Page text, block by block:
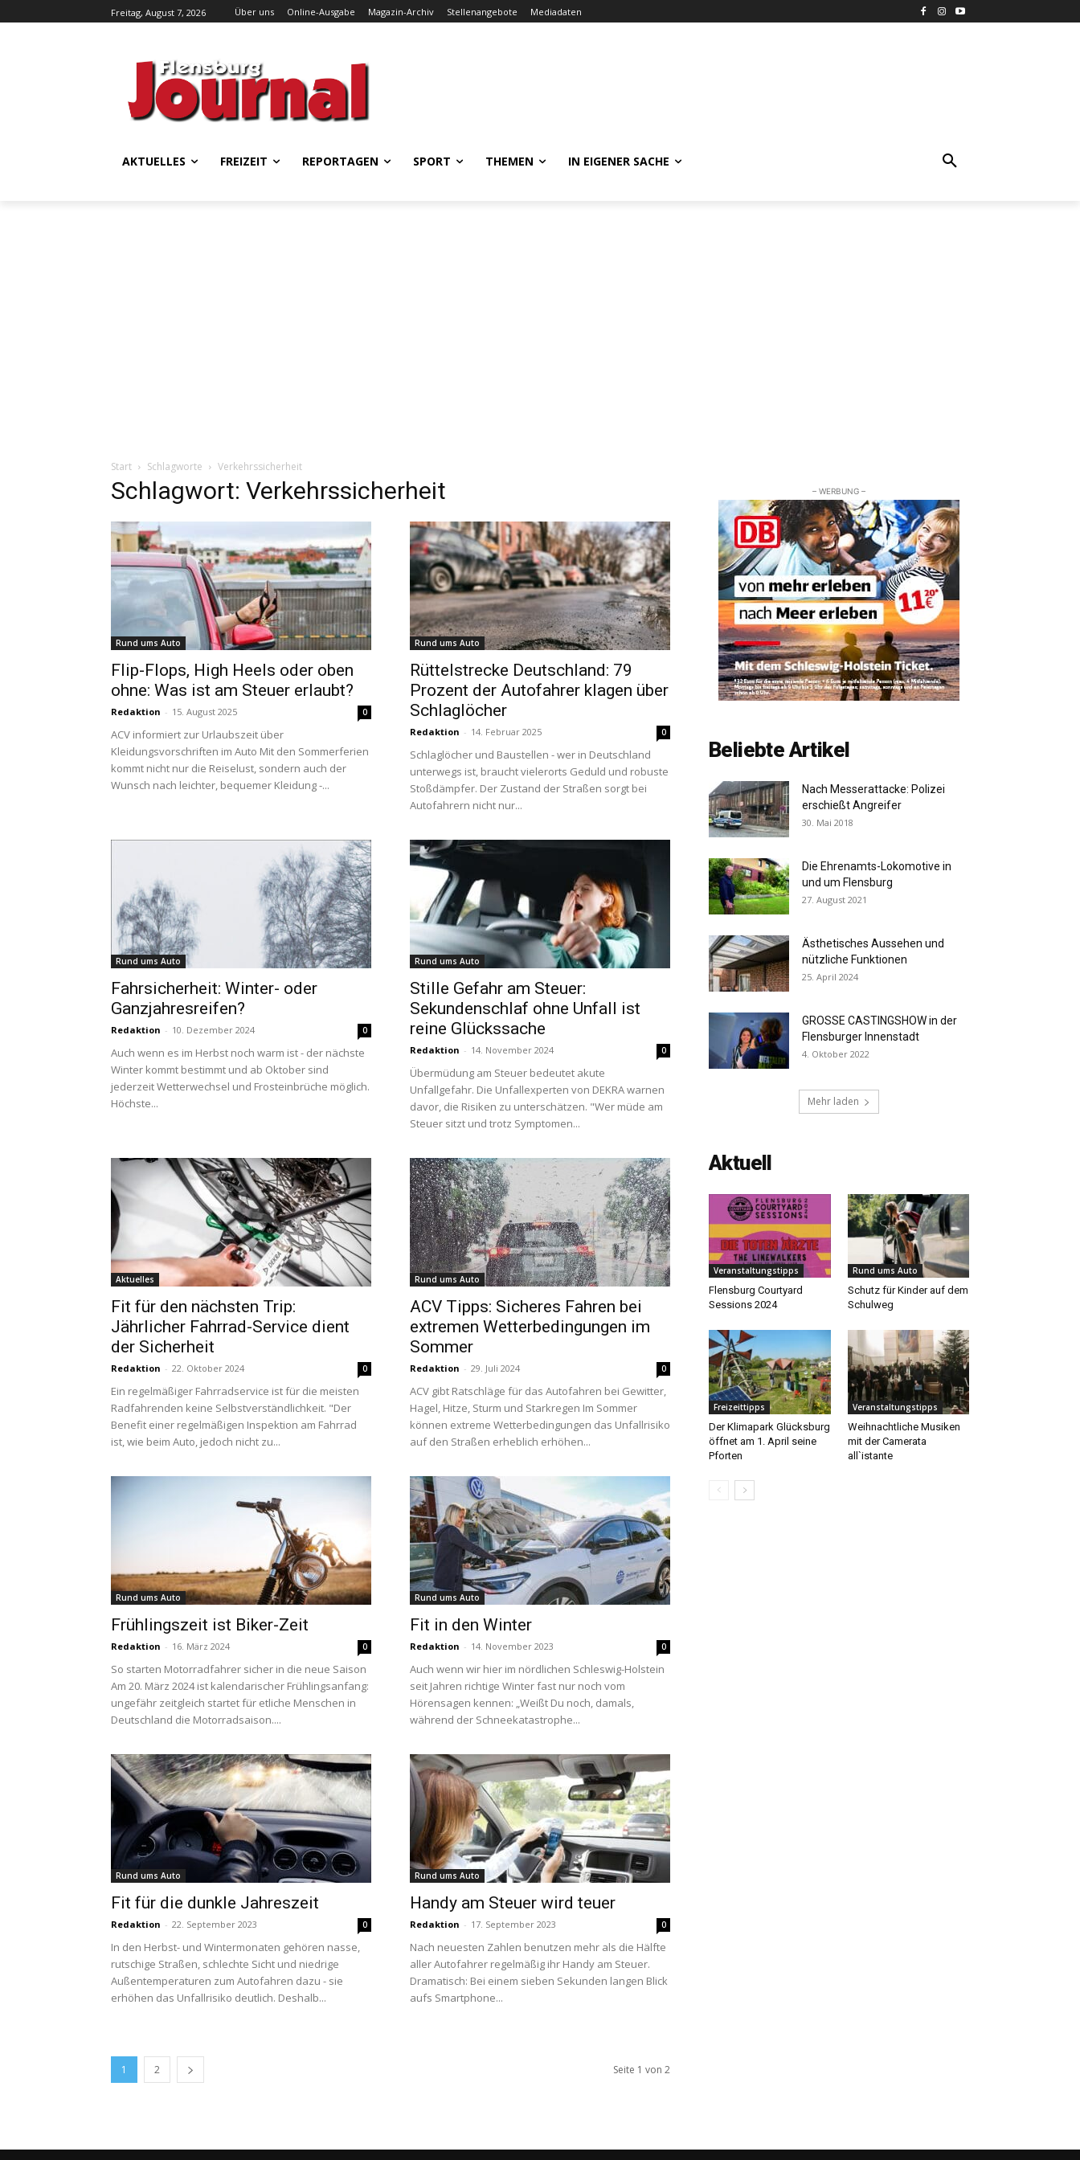
Freitag, August 7, 2026 Über uns Online-Ausgabe Magazin-Archiv Stellenangebote Mediadaten
AKTUELLES FREIZEIT REPORTAGEN SPORT THEMEN IN EIGENER SACHE
Start Schlagworte Verkehrssicherheit
Schlagwort: Verkehrssicherheit
Rund ums Auto
Flip-Flops, High Heels oder oben
ohne: Was ist am Steuer erlaubt?
Redaktion - 15. August 2025 0
ACV informiert zur Urlaubszeit über
Kleidungsvorschriften im Auto Mit den Sommerferien
kommt nicht nur die Reiselust, sondern auch der
Wunsch nach leichter, bequemer Kleidung -...
Rund ums Auto
Rüttelstrecke Deutschland: 79
Prozent der Autofahrer klagen über
Schlaglöcher
Redaktion - 14. Februar 2025 0
Schlaglöcher und Baustellen - wer in Deutschland
unterwegs ist, braucht vielerorts Geduld und robuste
Stoßdämpfer. Der Zustand der Straßen sorgt bei
Autofahrern nicht nur...
Rund ums Auto
Fahrsicherheit: Winter- oder
Ganzjahresreifen?
Redaktion - 10. Dezember 2024 0
Auch wenn es im Herbst noch warm ist - der nächste
Winter kommt bestimmt und ab Oktober sind
jederzeit Wetterwechsel und Frosteinbrüche möglich.
Höchste...
Rund ums Auto
Stille Gefahr am Steuer:
Sekundenschlaf ohne Unfall ist
reine Glückssache
Redaktion - 14. November 2024 0
Übermüdung am Steuer bedeutet akute
Unfallgefahr. Die Unfallexperten von DEKRA warnen
davor, die Risiken zu unterschätzen. "Wer müde am
Steuer sitzt und trotz Symptomen...
Aktuelles
Fit für den nächsten Trip:
Jährlicher Fahrrad-Service dient
der Sicherheit
Redaktion - 22. Oktober 2024 0
Ein regelmäßiger Fahrradservice ist für die meisten
Radfahrenden keine Selbstverständlichkeit. "Der
Benefit einer regelmäßigen Inspektion am Fahrrad
ist, wie beim Auto, jedoch nicht zu...
Rund ums Auto
ACV Tipps: Sicheres Fahren bei
extremen Wetterbedingungen im
Sommer
Redaktion - 29. Juli 2024 0
ACV gibt Ratschläge für das Autofahren bei Gewitter,
Hagel, Hitze, Sturm und Starkregen Im Sommer
können extreme Wetterbedingungen das Unfallrisiko
auf den Straßen erheblich erhöhen...
Rund ums Auto
Frühlingszeit ist Biker-Zeit
Redaktion - 16. März 2024 0
So starten Motorradfahrer sicher in die neue Saison
Am 20. März 2024 ist kalendarischer Frühlingsanfang:
ungefähr zeitgleich startet für etliche Menschen in
Deutschland die Motorradsaison....
Rund ums Auto
Fit in den Winter
Redaktion - 14. November 2023 0
Auch wenn wir hier im nördlichen Schleswig-Holstein
seit Jahren richtige Winter fast nur noch vom
Hörensagen kennen: „Weißt Du noch, damals,
während der Schneekatastrophe...
Rund ums Auto
Fit für die dunkle Jahreszeit
Redaktion - 22. September 2023 0
In den Herbst- und Wintermonaten gehören nasse,
rutschige Straßen, schlechte Sicht und niedrige
Außentemperaturen zum Autofahren dazu - sie
erhöhen das Unfallrisiko deutlich. Deshalb...
Rund ums Auto
Handy am Steuer wird teuer
Redaktion - 17. September 2023 0
Nach neuesten Zahlen benutzen mehr als die Hälfte
aller Autofahrer regelmäßig ihr Handy am Steuer.
Dramatisch: Bei einem sieben Sekunden langen Blick
aufs Smartphone...
1 2 Seite 1 von 2
– WERBUNG –
Beliebte Artikel
Nach Messerattacke: Polizei
erschießt Angreifer
30. Mai 2018
Die Ehrenamts-Lokomotive in
und um Flensburg
27. August 2021
Ästhetisches Aussehen und
nützliche Funktionen
25. April 2024
GROSSE CASTINGSHOW in der
Flensburger Innenstadt
4. Oktober 2022
Mehr laden
Aktuell
Veranstaltungstipps
Flensburg Courtyard
Sessions 2024
Rund ums Auto
Schutz für Kinder auf dem
Schulweg
Freizeittipps
Der Klimapark Glücksburg
öffnet am 1. April seine
Pforten
Veranstaltungstipps
Weihnachtliche Musiken
mit der Camerata
all`istante